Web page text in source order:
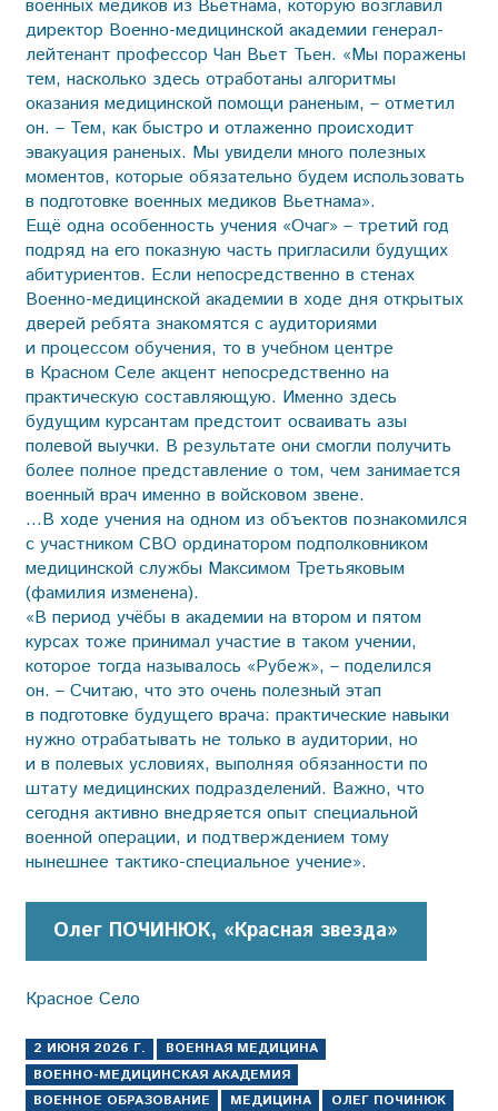
военных медиков из Вьетнама, которую возглавил
директор Военно-медицинской академии генерал-
лейтенант профессор Чан Вьет Тьен. «Мы поражены
тем, насколько здесь отработаны алгоритмы
оказания медицинской помощи раненым, – отметил
он. – Тем, как быстро и отлаженно происходит
эвакуация раненых. Мы увидели много полезных
моментов, которые обязательно будем использовать
в подготовке военных медиков Вьетнама».
Ещё одна особенность учения «Очаг» – третий год
подряд на его показную часть пригласили будущих
абитуриентов. Если непосредственно в стенах
Военно-медицинской академии в ходе дня открытых
дверей ребята знакомятся с аудиториями
и процессом обучения, то в учебном центре
в Красном Селе акцент непосредственно на
практическую составляющую. Именно здесь
будущим курсантам предстоит осваивать азы
полевой выучки. В результате они смогли получить
более полное представление о том, чем занимается
военный врач именно в войсковом звене.
…В ходе учения на одном из объектов познакомился
с участником СВО ординатором подполковником
медицинской службы Максимом Третьяковым
(фамилия изменена).
«В период учёбы в академии на втором и пятом
курсах тоже принимал участие в таком учении,
которое тогда называлось «Рубеж», – поделился
он. – Считаю, что это очень полезный этап
в подготовке будущего врача: практические навыки
нужно отрабатывать не только в аудитории, но
и в полевых условиях, выполняя обязанности по
штату медицинских подразделений. Важно, что
сегодня активно внедряется опыт специальной
военной операции, и подтверждением тому
нынешнее тактико-специальное учение».
Олег ПОЧИНЮК, «Красная звезда»
Красное Село
2 ИЮНЯ 2026 Г.
ВОЕННАЯ МЕДИЦИНА
ВОЕННО-МЕДИЦИНСКАЯ АКАДЕМИЯ
ВОЕННОЕ ОБРАЗОВАНИЕ
МЕДИЦИНА
ОЛЕГ ПОЧИНЮК